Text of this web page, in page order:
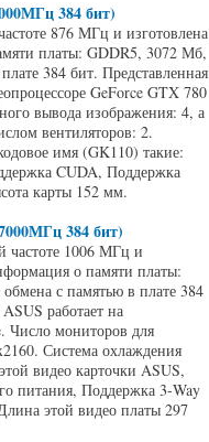
384 бит)
876 МГц и изготовлена
платы: GDDR5, 3072 Мб,
384 бит. Представленная
GeForce GTX 780
вывода изображения: 4, а
вентиляторов: 2.
имя (GK110) такие:
CUDA, Поддержка
карты 152 мм.
384 бит)
частоте 1006 МГц и
о памяти платы:
с памятью в плате 384
работает на
Число мониторов для
Система охлаждения
видео карточки ASUS,
питания, Поддержка 3-Way
этой видео платы 297